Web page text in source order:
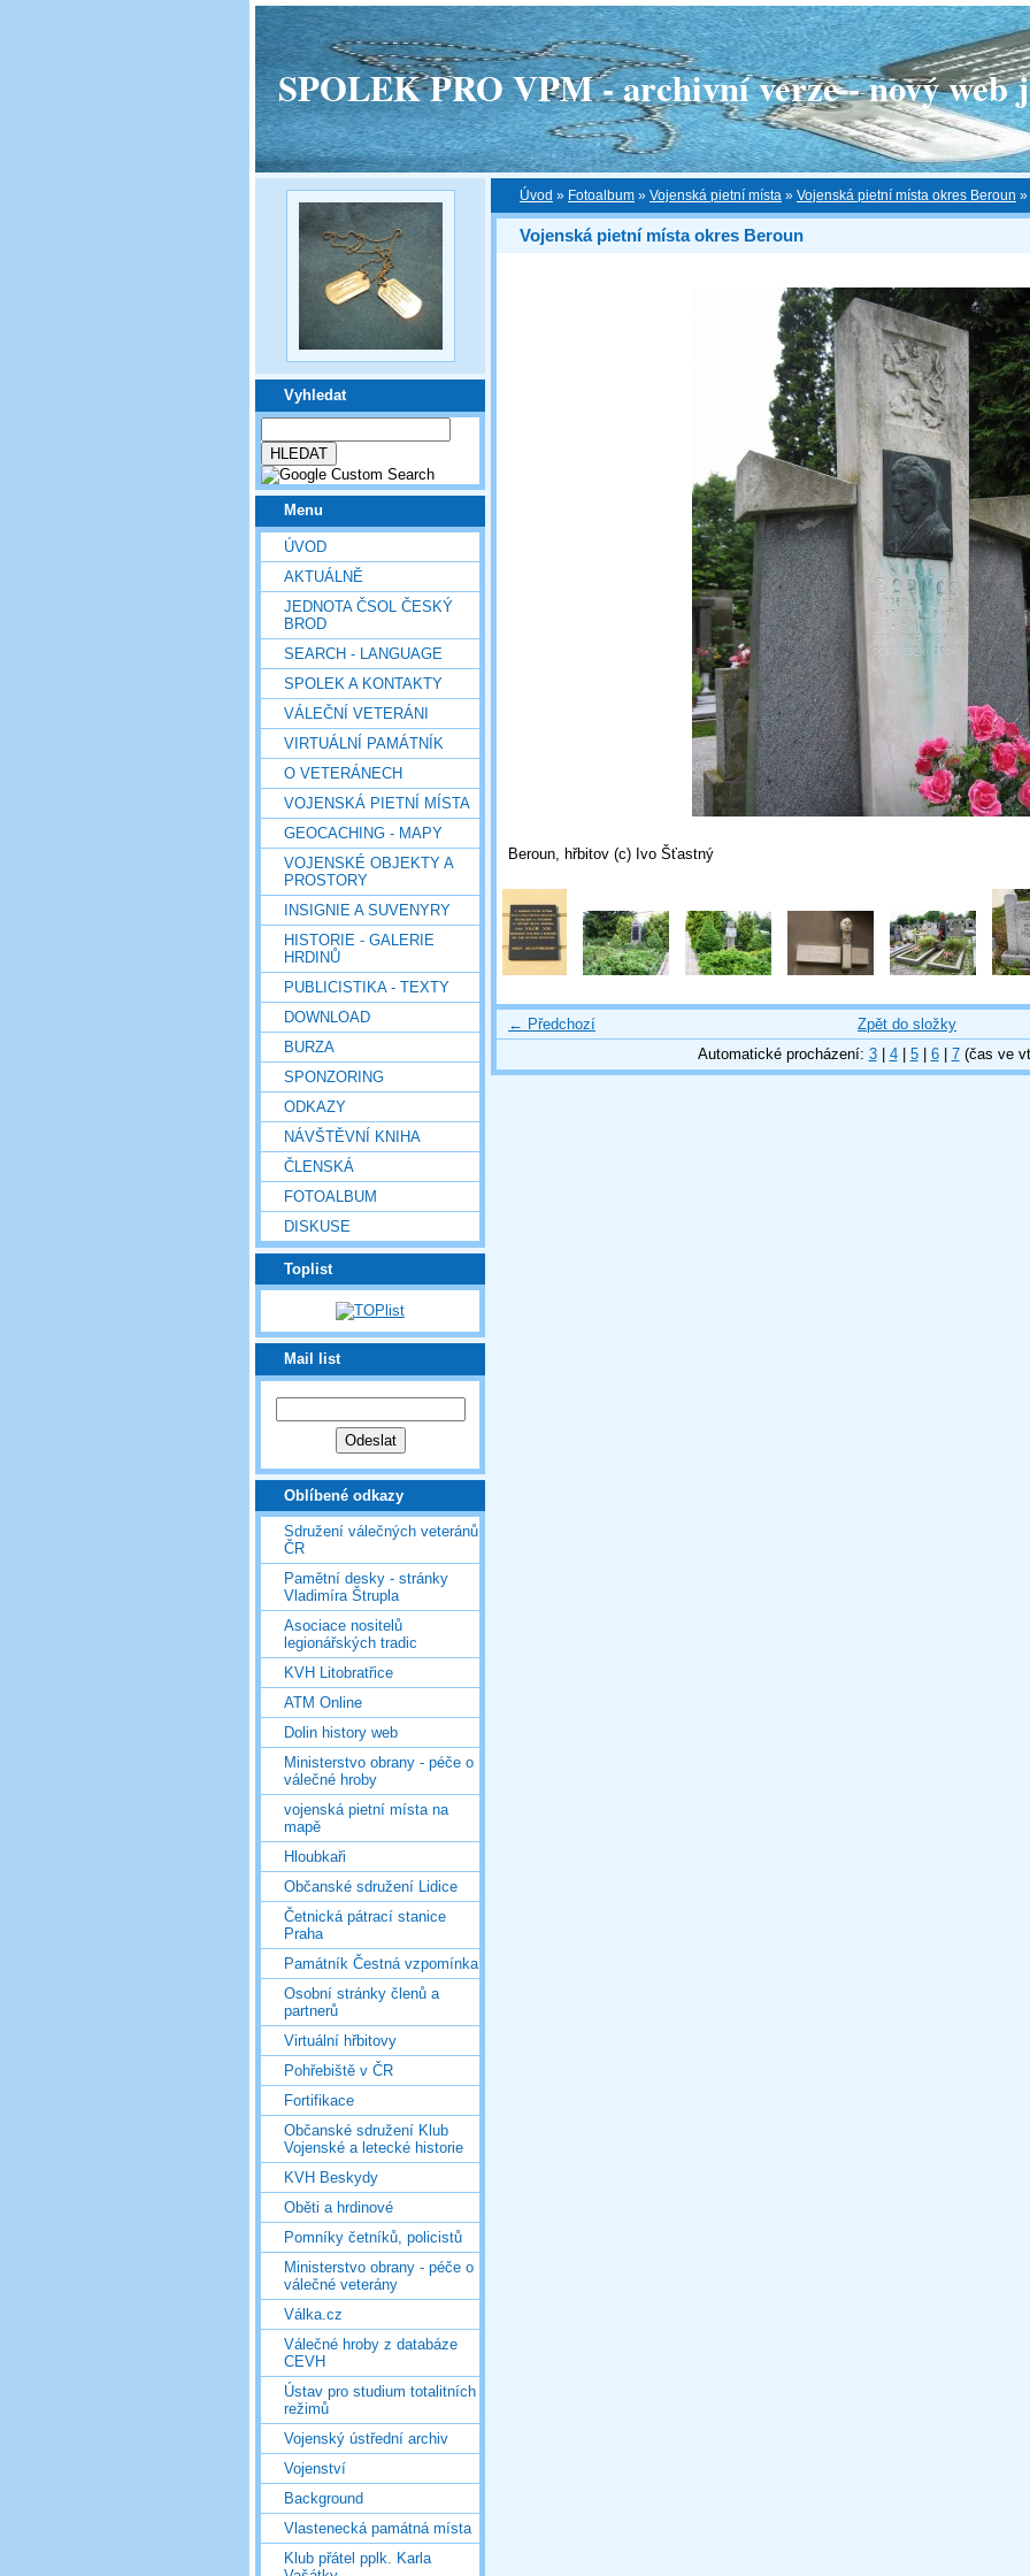
SPOLEK PRO VPM - archivní verze - nový web
Vyhledat
Menu
ÚVOD
AKTUÁLNĚ
JEDNOTA ČSOL ČESKÝ
BROD
SEARCH - LANGUAGE
SPOLEK A KONTAKTY
VÁLEČNÍ VETERÁNI
VIRTUÁLNÍ PAMÁTNÍK
O VETERÁNECH
VOJENSKÁ PIETNÍ MÍSTA
GEOCACHING - MAPY
VOJENSKÉ OBJEKTY A
PROSTORY
INSIGNIE A SUVENYRY
HISTORIE - GALERIE
HRDINŮ
PUBLICISTIKA - TEXTY
DOWNLOAD
BURZA
SPONZORING
ODKAZY
NÁVŠTĚVNÍ KNIHA
ČLENSKÁ
FOTOALBUM
DISKUSE
Toplist
Mail list
Oblíbené odkazy
Sdružení válečných veteránů
ČR
Pamětní desky - stránky
Vladimíra Štrupla
Asociace nositelů
legionářských tradic
KVH Litobratřice
ATM Online
Dolin history web
Ministerstvo obrany - péče o
válečné hroby
vojenská pietní místa na
mapě
Hloubkaři
Občanské sdružení Lidice
Četnická pátrací stanice
Praha
Památník Čestná vzpomínka
Osobní stránky členů a
partnerů
Virtuální hřbitovy
Pohřebiště v ČR
Fortifikace
Občanské sdružení Klub
Vojenské a letecké historie
KVH Beskydy
Oběti a hrdinové
Pomníky četníků, policistů
Ministerstvo obrany - péče o
válečné veterány
Válka.cz
Válečné hroby z databáze
CEVH
Ústav pro studium totalitních
režimů
Vojenský ústřední archiv
Vojenství
Background
Vlastenecká památná místa
Klub přátel pplk. Karla
Úvod » Fotoalbum » Vojenská pietní místa » Vojenská pietní místa okres Beroun »
Vojenská pietní místa okres Beroun
Beroun, hřbitov (c) Ivo Šťastný
← Předchozí
Zpět do složky
Automatické procházení: 3| 4| 5| 6| 7(čas ve